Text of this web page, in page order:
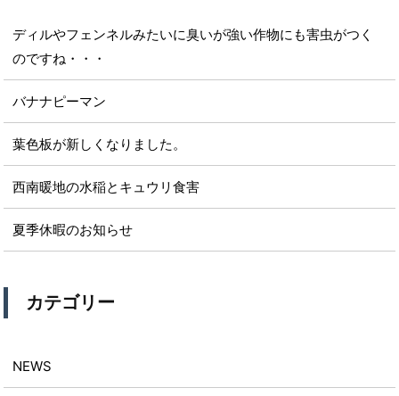
ディルやフェンネルみたいに臭いが強い作物にも害虫がつく
のですね・・・
バナナピーマン
葉色板が新しくなりました。
西南暖地の水稲とキュウリ食害
夏季休暇のお知らせ
カテゴリー
NEWS